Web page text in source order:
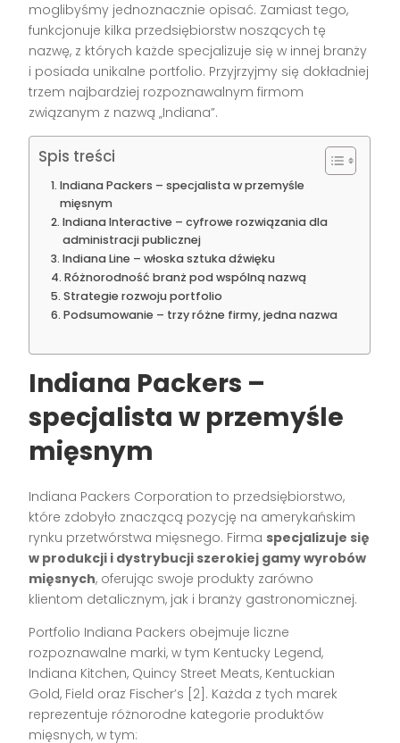
moglibyśmy jednoznacznie opisać. Zamiast tego,
funkcjonuje kilka przedsiębiorstw noszących tę
nazwę, z których każde specjalizuje się w innej branży
i posiada unikalne portfolio. Przyjrzyjmy się dokładniej
trzem najbardziej rozpoznawalnym firmom
związanym z nazwą „Indiana”.
Spis treści
Indiana Packers – specjalista w przemyśle
mięsnym
Indiana Interactive – cyfrowe rozwiązania dla
administracji publicznej
Indiana Line – włoska sztuka dźwięku
Różnorodność branż pod wspólną nazwą
Strategie rozwoju portfolio
Podsumowanie – trzy różne firmy, jedna nazwa
Indiana Packers –
specjalista w przemyśle
mięsnym
Indiana Packers Corporation to przedsiębiorstwo,
które zdobyło znaczącą pozycję na amerykańskim
rynku przetwórstwa mięsnego. Firma specjalizuje się
w produkcji i dystrybucji szerokiej gamy wyrobów
mięsnych, oferując swoje produkty zarówno
klientom detalicznym, jak i branży gastronomicznej.
Portfolio Indiana Packers obejmuje liczne
rozpoznawalne marki, w tym Kentucky Legend,
Indiana Kitchen, Quincy Street Meats, Kentuckian
Gold, Field oraz Fischer’s [2]. Każda z tych marek
reprezentuje różnorodne kategorie produktów
mięsnych, w tym: